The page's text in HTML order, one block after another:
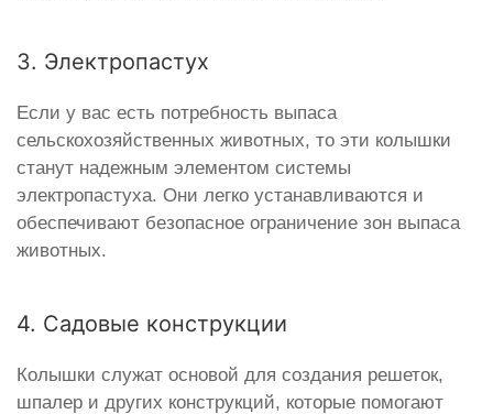
3. Электропастух
Если у вас есть потребность выпаса
сельскохозяйственных животных, то эти колышки
станут надежным элементом системы
электропастуха. Они легко устанавливаются и
обеспечивают безопасное ограничение зон выпаса
животных.
4. Садовые конструкции
Колышки служат основой для создания решеток,
шпалер и других конструкций, которые помогают